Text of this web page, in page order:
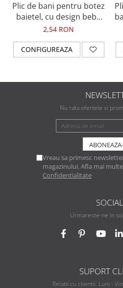
Plic de bani pentru botez
baietel, cu design bebe
printisor
2,54 RON
CONFIGUREAZA
Nu rata ofertele si
Vreau sa primesc
magazinului. Afla mai
Confidentialitate
SOCIAL
Urmareste-ne in
SUPORT
Relatii cu clientii: Luni -